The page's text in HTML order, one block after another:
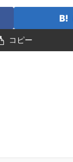
コピー